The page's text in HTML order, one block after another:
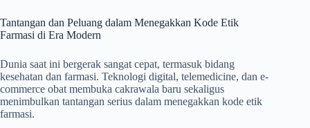
Tantangan dan Peluang dalam Menegakkan Kode Etik
Farmasi di Era Modern
Dunia saat ini bergerak sangat cepat, termasuk bidang
kesehatan dan farmasi. Teknologi digital, telemedicine, dan e-
commerce obat membuka cakrawala baru sekaligus
menimbulkan tantangan serius dalam menegakkan kode etik
farmasi.